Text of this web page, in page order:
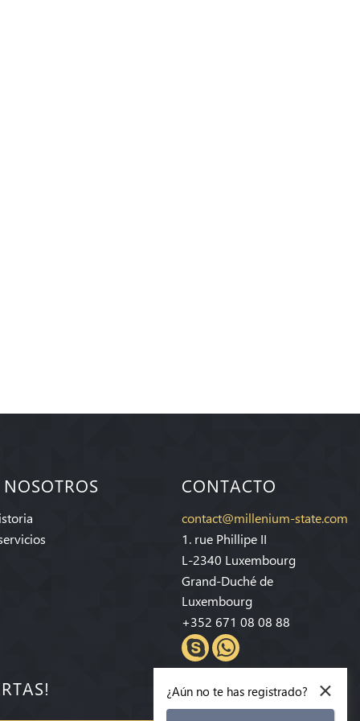
NOSOTROS CONTACTO
contact@millenium-state.com
1. rue Phillipe II
L-2340 Luxembourg
Grand-Duché de
Luxembourg
+352 671 08 08 88
×
¿Aún no te has registrado?